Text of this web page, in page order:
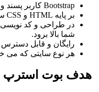
Bootstrap کاربر پسند و واکنش گرا است.
بر پایه HTML و CSS ساخته‌شده.
در طراحی و کد
شما بالا برود.
رایگان و قابل‌ دسترس
هر نوع سایتی که می‌
هدف بوت